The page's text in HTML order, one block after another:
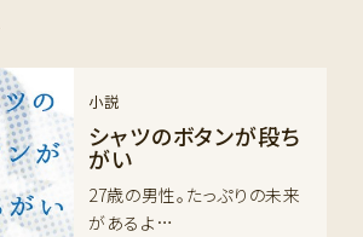
小説
シャツのボタンが段ち
がい
27歳の男性。たっぷりの未来
があるよ…